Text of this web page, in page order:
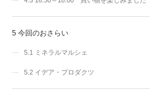
5 今回のおさらい
5.1 ミネラルマルシェ
5.2 イデア・プロダクツ